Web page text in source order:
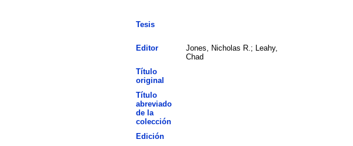
Tesis
Editor
Jones, Nicholas R.; Leahy,
Chad
Título
original
Título
abreviado
de la
colección
Edición